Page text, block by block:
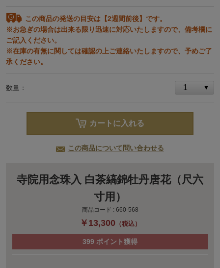
この商品の発送の目安は【2週間前後】です。
※お急ぎの場合は出来る限り迅速に対応いたしますので、備考欄に
ご記入ください。
※在庫の有無に関しては確認の上ご連絡いたしますので、予めご了
承ください。
数量：
カートに入れる
この商品について問い合わせる
寺院用念珠入 白茶縞錦牡丹唐花（尺六
寸用）
商品コード : 660-568
￥13,300 （税込）
399 ポイント獲得